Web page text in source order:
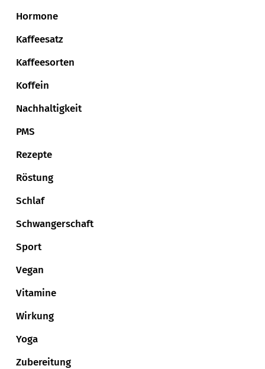
Hormone
Kaffeesatz
Kaffeesorten
Koffein
Nachhaltigkeit
PMS
Rezepte
Röstung
Schlaf
Schwangerschaft
Sport
Vegan
Vitamine
Wirkung
Yoga
Zubereitung